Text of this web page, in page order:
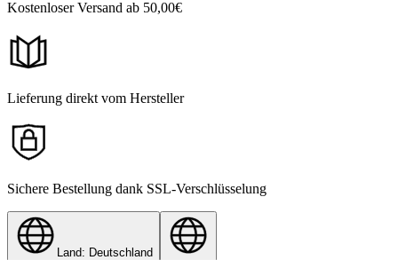
Kostenloser Versand ab 50,00€
Lieferung direkt vom Hersteller
Sichere Bestellung dank SSL-Verschlüsselung
Land: Deutschland